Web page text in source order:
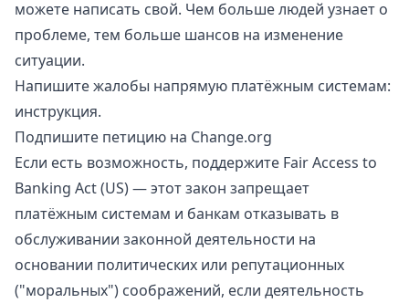
можете написать свой. Чем больше людей узнает о
проблеме, тем больше шансов на изменение
ситуации.
Напишите жалобы напрямую платёжным системам:
инструкция.
Подпишите петицию на Change.org
Если есть возможность, поддержите Fair Access to
Banking Act(US) — этот закон запрещает
платёжным системам и банкам отказывать в
обслуживании законной деятельности на
основании политических или репутационных
("моральных") соображений, если деятельность